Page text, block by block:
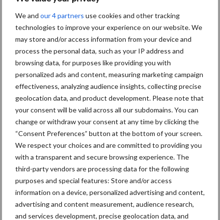
We and our 4 partners use cookies and other tracking
technologies to improve your experience on our website. We
may store and/or access information from your device and
process the personal data, such as your IP address and
browsing data, for purposes like providing you with
personalized ads and content, measuring marketing campaign
effectiveness, analyzing audience insights, collecting precise
geolocation data, and product development. Please note that
your consent will be valid across all our subdomains. You can
change or withdraw your consent at any time by clicking the
“Consent Preferences” button at the bottom of your screen.
We respect your choices and are committed to providing you
with a transparent and secure browsing experience. The
third-party vendors are processing data for the following
purposes and special features: Store and/or access
information on a device, personalized advertising and content,
advertising and content measurement, audience research,
and services development, precise geolocation data, and
Je leest hier meer actueel nieuws van Clean Totaal.
Tekst: Henk Cornelisse
Aanbevolen voor jou! Lees meer
actueel
Van onze partner The Legal
Company
Bescherming van
persoonsgegevens: grip op
de risico’s
Hervorming flexibele
arbeidscontracten kent
mitsen en maren